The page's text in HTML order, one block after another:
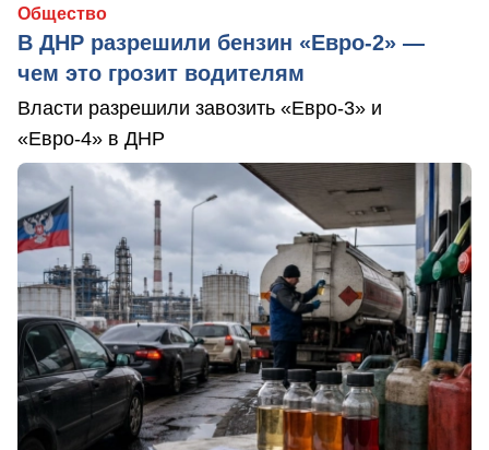
Общество
В ДНР разрешили бензин «Евро-2» —
чем это грозит водителям
Власти разрешили завозить «Евро-3» и
«Евро-4» в ДНР